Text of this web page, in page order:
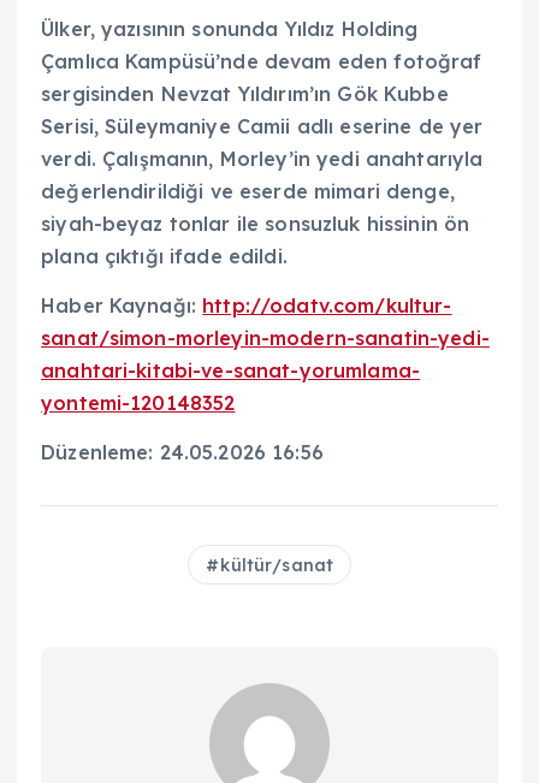
Ülker, yazısının sonunda Yıldız Holding
Çamlıca Kampüsü’nde devam eden fotoğraf
sergisinden Nevzat Yıldırım’ın Gök Kubbe
Serisi, Süleymaniye Camii adlı eserine de yer
verdi. Çalışmanın, Morley’in yedi anahtarıyla
değerlendirildiği ve eserde mimari denge,
siyah-beyaz tonlar ile sonsuzluk hissinin ön
plana çıktığı ifade edildi.
Haber Kaynağı: http://odatv.com/kultur-
sanat/simon-morleyin-modern-sanatin-yedi-
anahtari-kitabi-ve-sanat-yorumlama-
yontemi-120148352
Düzenleme: 24.05.2026 16:56
kültür/sanat